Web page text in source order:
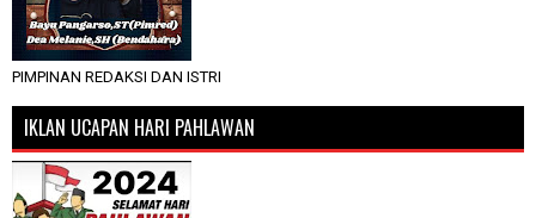
PIMPINAN REDAKSI DAN ISTRI
IKLAN UCAPAN HARI PAHLAWAN